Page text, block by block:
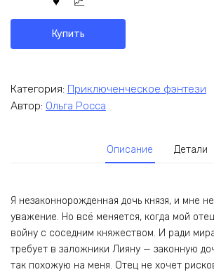
Купить
Категория: Приключенческое фэнтези
Автор: Ольга Росса
Описание Детали
Я незаконнорожденная дочь князя, и мне
уважение. Но всё меняется, когда мой
войну с соседним княжеством. И ради
требует в заложники Лияну — законную
так похожую на меня. Отец не хочет